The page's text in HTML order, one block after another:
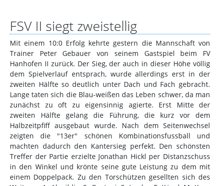
FSV II siegt zweistellig
Mit einem 10:0 Erfolg kehrte gestern die Mannschaft von
Trainer Peter Gebauer von seinem Gastspiel beim FV
Hanhofen II zurück. Der Sieg, der auch in dieser Höhe völlig
dem Spielverlauf entsprach, wurde allerdings erst in der
zweiten Hälfte so deutlich unter Dach und Fach gebracht.
Lange taten sich die Blau-weißen das Leben schwer, da man
zunächst zu oft zu eigensinnig agierte. Erst Mitte der
zweiten Hälfte gelang die Führung, die kurz vor dem
Halbzeitpfiff ausgebaut wurde. Nach dem Seitenwechsel
zeigten die "13er" schönen Kombinationsfussball und
machten dadurch den Kantersieg perfekt. Den schönsten
Treffer der Partie erzielte Jonathan Hickl per Distanzschuss
in den Winkel und krönte seine gute Leistung zu dem mit
einem Doppelpack. Zu den Torschützen gesellten sich des